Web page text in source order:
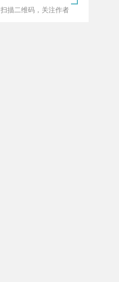
扫描二维码，关注作者